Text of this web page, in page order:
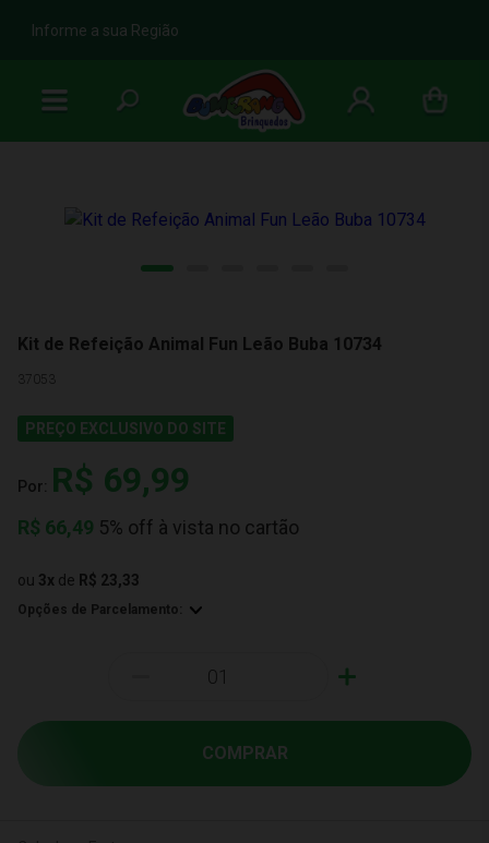
b
Informe a sua Região
Kit de Refeição Animal Fun Leão Buba 10734
37053
PREÇO EXCLUSIVO DO SITE
Por: R$ 69,99
R$ 66,49 5% off à vista no cartão
ou 3x de R$ 23,33
Opções de Parcelamento:
+
COMPRAR